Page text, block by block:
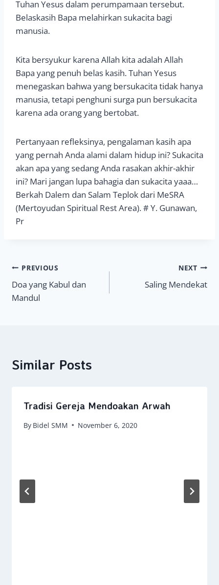
Tuhan Yesus dalam perumpamaan tersebut.
Belaskasih Bapa melahirkan sukacita bagi
manusia.
Kita bersyukur karena Allah kita adalah Allah
Bapa yang penuh belas kasih. Tuhan Yesus
menegaskan bahwa yang bersukacita tidak hanya
manusia, tetapi penghuni surga pun bersukacita
karena ada orang yang bertobat.
Pertanyaan refleksinya, pengalaman kasih apa
yang pernah Anda alami dalam hidup ini? Sukacita
akan apa yang sedang Anda rasakan akhir-akhir
ini? Mari jangan lupa bahagia dan sukacita yaaa…
Berkah Dalem dan Salam Teplok dari MeSRA
(Mertoyudan Spiritual Rest Area). # Y. Gunawan,
Pr
Navigasi
pos
PREVIOUS
Doa yang Kabul dan
Mandul
NEXT
Saling Mendekat
Similar Posts
Tradisi Gereja Mendoakan Arwah
By Bidel SMM November 6, 2020